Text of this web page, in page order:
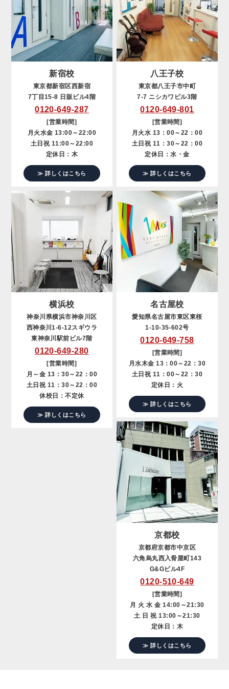
新宿校
東京都新宿区西新宿
7丁目15-8 日販ビル4階
0120-649-287
[営業時間]
月火水金 13:00～22:00
土日祝 11:00～22:00
定休日：木
≫ 詳しくはこちら
八王子校
東京都八王子市中町
7-7 ニシカワビル3階
0120-649-801
[営業時間]
月火水 13：00～22：00
土日祝 11：30～22：00
定休日：水・金
≫ 詳しくはこちら
横浜校
神奈川県横浜市神奈川区
西神奈川1-6-12スギウラ
東神奈川駅前ビル7階
0120-649-280
[営業時間]
月～金 13：30～22：00
土日祝 11：30～22：00
休校日：不定休
≫ 詳しくはこちら
名古屋校
愛知県名古屋市東区東桜
1-10-35-602号
0120-649-758
[営業時間]
月水木金 13：00～22：30
土日祝 11：00～22：30
定休日：火
≫ 詳しくはこちら
京都校
京都府京都市中京区
六角烏丸西入骨屋町143
G&Gビル4F
0120-510-649
[営業時間]
月 火 水 金 14:00～21:30
土 日 祝 13:00～21:30
定休日：木
≫ 詳しくはこちら